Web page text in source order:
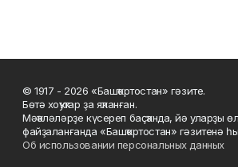
© 1917 - 2026 «Башҡортостан» гәзите.
Бөтә хоҡуҡтар ҙа яҡланған.
Мәҡәләләрҙе күсереп баҫҡанда, йә уларҙы
файҙаланғанда «Башҡортостан» гәзитенә
Об использовании персональных данных